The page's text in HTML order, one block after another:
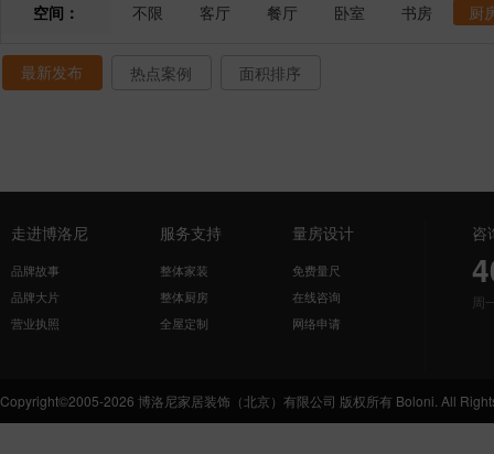
空间：
不限 客厅 餐厅 卧室 书房 厨
最新发布 热点案例 面积排序
走进博洛尼
品牌故事
品牌大片
营业执照
服务支持
整体家装
整体厨房
全屋定制
量房设计
免费量尺
在线咨询
网络申请
咨
周
Copyright©2005-2026 博洛尼家居装饰（北京）有限公司 版权所有 Boloni. All